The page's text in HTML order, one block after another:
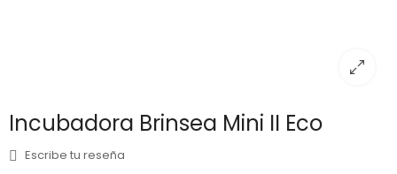
Incubadora Brinsea Mini II Eco
Escribe tu reseña